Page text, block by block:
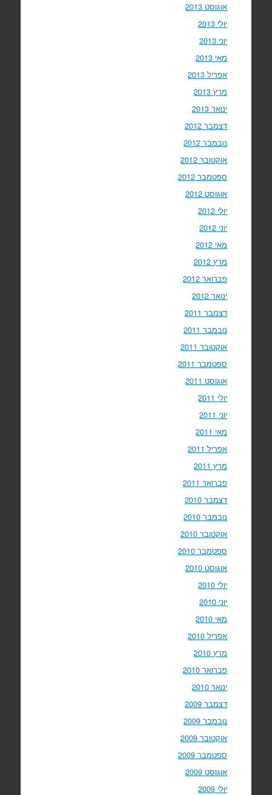
אוגוסט 2013
יולי 2013
יוני 2013
מאי 2013
אפריל 2013
מרץ 2013
ינואר 2013
דצמבר 2012
נובמבר 2012
אוקטובר 2012
ספטמבר 2012
אוגוסט 2012
יולי 2012
יוני 2012
מאי 2012
מרץ 2012
פברואר 2012
ינואר 2012
דצמבר 2011
נובמבר 2011
אוקטובר 2011
ספטמבר 2011
אוגוסט 2011
יולי 2011
יוני 2011
מאי 2011
אפריל 2011
מרץ 2011
פברואר 2011
דצמבר 2010
נובמבר 2010
אוקטובר 2010
ספטמבר 2010
אוגוסט 2010
יולי 2010
יוני 2010
מאי 2010
אפריל 2010
מרץ 2010
פברואר 2010
ינואר 2010
דצמבר 2009
נובמבר 2009
אוקטובר 2009
ספטמבר 2009
אוגוסט 2009
יולי 2009